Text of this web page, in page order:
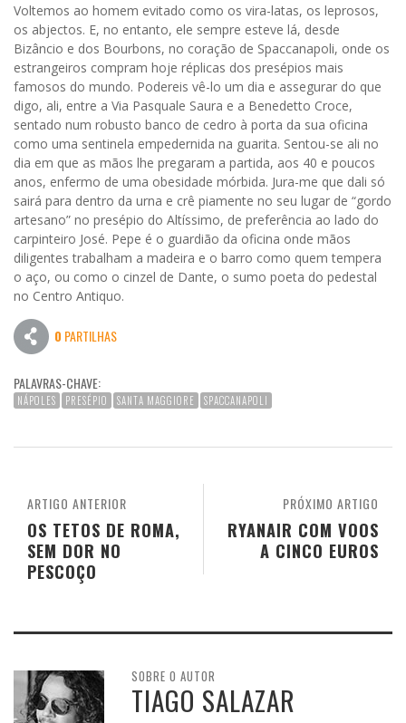
Voltemos ao homem evitado como os vira-latas, os leprosos,
os abjectos. E, no entanto, ele sempre esteve lá, desde
Bizâncio e dos Bourbons, no coração de Spaccanapoli, onde os
estrangeiros compram hoje réplicas dos presépios mais
famosos do mundo. Podereis vê-lo um dia e assegurar do que
digo, ali, entre a Via Pasquale Saura e a Benedetto Croce,
sentado num robusto banco de cedro à porta da sua oficina
como uma sentinela empedernida na guarita. Sentou-se ali no
dia em que as mãos lhe pregaram a partida, aos 40 e poucos
anos, enfermo de uma obesidade mórbida. Jura-me que dali só
sairá para dentro da urna e crê piamente no seu lugar de “gordo
artesano” no presépio do Altíssimo, de preferência ao lado do
carpinteiro José. Pepe é o guardião da oficina onde mãos
diligentes trabalham a madeira e o barro como quem tempera
o aço, ou como o cinzel de Dante, o sumo poeta do pedestal
no Centro Antiquo.
0 PARTILHAS
PALAVRAS-CHAVE:
NÁPOLES PRESÉPIO SANTA MAGGIORE SPACCANAPOLI
PRÓXIMO ARTIGO
RYANAIR COM VOOS
A CINCO EUROS
ARTIGO ANTERIOR
OS TETOS DE ROMA,
SEM DOR NO
PESCOÇO
SOBRE O AUTOR
TIAGO SALAZAR